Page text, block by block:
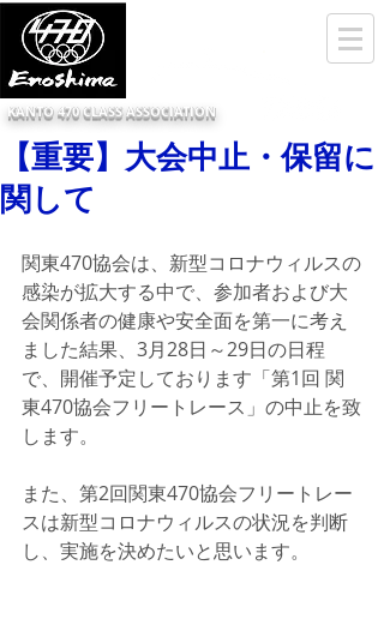
KANTO 470 CLASS ASSOCIATION
【重要】大会中止・保留に
関して
関東470協会は、新型コロナウィルスの
感染が拡大する中で、参加者および大
会関係者の健康や安全面を第一に考え
ました結果、3月28日～29日の日程
で、開催予定しております「第1回 関
東470協会フリートレース」の中止を致
します。
また、第2回関東470協会フリートレー
スは新型コロナウィルスの状況を判断
し、実施を決めたいと思います。